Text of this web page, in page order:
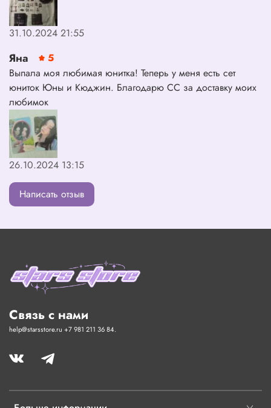
одной стороны, с другой просто плоский, стикеры
обрезаны неровно, фото-книжечка скреплена скобами из
написаны в строчку мелкими красными буквами на
чёрном фоне, оба мини-диска сложены в один бумажный
пакетик без защиты от царапин, и плюс куча мелкого
брака. Зато выпали карточки, которые мне хотелось, и
сами фоторафии в фотобуке красивые. К самому магазину
никаких претензий, но именно эта версия альбома не то
чтобы стоит покупки и своих денег, и я честно не
рекомендую еë заказывать, если вам только не нужны
31.10.2024 21:55
Яна
5
Выпала моя любимая юнитка! Теперь у меня есть сет
юниток Юны и Кюджин. Благодарю СС за доставку моих
любимок
26.10.2024 13:15
Написать отзыв
Связь с нами
help@starsstore.ru +7 981 211 36 84.